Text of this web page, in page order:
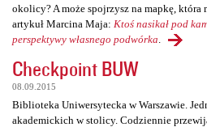
okolicy? A może spojrzysz na mapkę, która
artykuł Marcina Maja: Ktoś nasikał pod
perspektywy własnego podwórka
Checkpoint BUW
08.09.2015
Biblioteka Uniwersytecka w Warszawie.
akademickich w stolicy. Codziennie